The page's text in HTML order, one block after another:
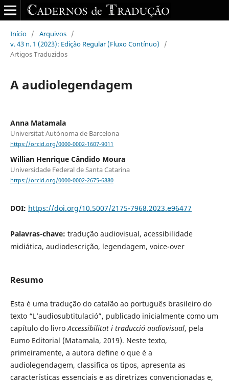
Início / Arquivos /
v. 43 n. 1 (2023): Edição Regular (Fluxo Contínuo)
/
Artigos Traduzidos
A audiolegendagem
Anna Matamala
Universitat Autònoma de Barcelona
https://orcid.org/0000-0002-1607-9011
Willian Henrique Cândido Moura
Universidade Federal de Santa Catarina
https://orcid.org/0000-0002-2675-6880
DOI: https://doi.org/10.5007/2175-7968.2023.e96477
Palavras-chave: tradução audiovisual, acessibilidade
midiática, audiodescrição, legendagem, voice-over
Resumo
Esta é uma tradução do catalão ao português brasileiro do
texto “L’audiosubtitulació”, publicado inicialmente como um
capítulo do livroAccessibilitat i traducció audiovisual, pela
Eumo Editorial (Matamala, 2019). Neste texto,
primeiramente, a autora define o que é a
audiolegendagem, classifica os tipos, apresenta as
características essenciais e as diretrizes convencionadas e,